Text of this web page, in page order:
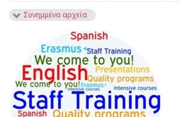
Συνημμένα αρχεία